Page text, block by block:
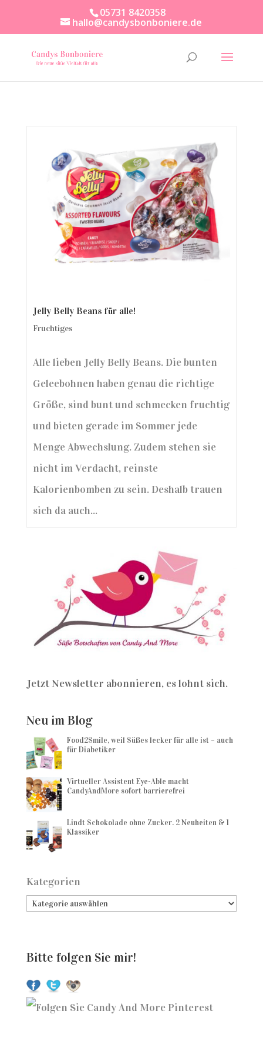
05731 8420358
hallo@candysbonboniere.de
Jelly Belly Beans für alle!
Fruchtiges
Alle lieben Jelly Belly Beans. Die bunten
Geleebohnen haben genau die richtige
Größe, sind bunt und schmecken fruchtig
und bieten gerade im Sommer jede
Menge Abwechslung. Zudem stehen sie
nicht im Verdacht, reinste
Kalorienbomben zu sein. Deshalb trauen
sich da auch...
Jetzt Newsletter abonnieren, es lohnt sich.
Neu im Blog
Food2Smile, weil Süßes lecker für alle ist – auch
für Diabetiker
Virtueller Assistent Eye-Able macht
CandyAndMore sofort barrierefrei
Lindt Schokolade ohne Zucker. 2 Neuheiten & 1
Klassiker
Kategorien
Bitte folgen Sie mir!